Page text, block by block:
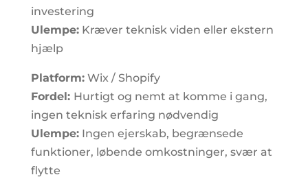
investering
Ulempe:Kræver teknisk viden eller ekstern
hjælp
Platform:Wix / Shopify
Fordel: Hurtigt og nemt at komme i gang,
ingen teknisk erfaring nødvendig
Ulempe:Ingen ejerskab, begrænsede
funktioner, løbende omkostninger, svær at
flytte